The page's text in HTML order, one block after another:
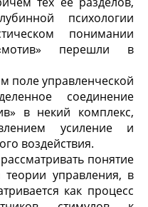
психологии
понимании
перешли в
поле управленческой
соединение
в некий комплекс,
усиление и
воздействия.
понятие
управления, в
как процесс